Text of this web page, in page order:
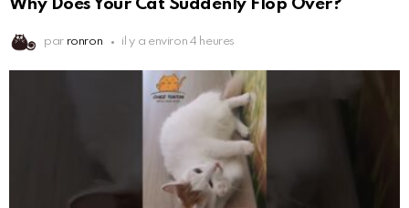
Why Does Your Cat Suddenly Flop Over?
par ronron il y a environ 4 heures